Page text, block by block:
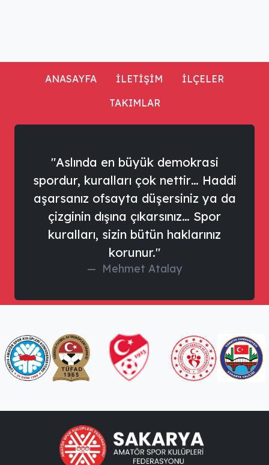
ANASAYFA İLETİŞİM
İLÇELER
TAKIMLAR
"Aslında en büyük demokrasi
spordur, kuralları çok nettir… Haddi
aşarsanız ofsayta düşersiniz ya da
çizginin dışına çıkarsınız… Spor
kuralları, sizin bütün haklarınız
korunur."
Mehmet Atalay